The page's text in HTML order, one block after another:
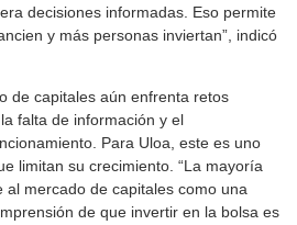
decisiones informadas. Eso permite
y más personas inviertan”, indicó
de capitales aún enfrenta retos
falta de información y el
Para Uloa, este es uno
limitan su crecimiento. “La mayoría
al mercado de capitales como una
de que invertir en la bolsa es